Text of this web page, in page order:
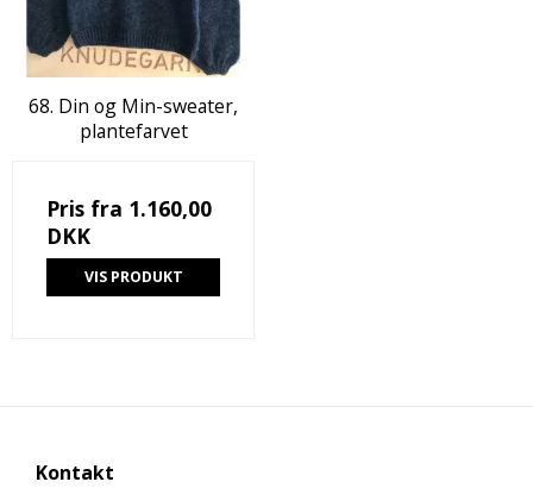
68. Din og Min-sweater,
plantefarvet
Pris fra 1.160,00
DKK
VIS PRODUKT
Kontakt